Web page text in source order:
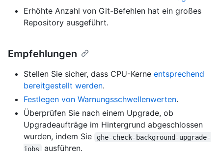
Erhöhte Anzahl von Git-Befehlen hat ein großes
Repository ausgeführt.
Empfehlungen
Stellen Sie sicher, dass CPU-Kerne entsprechend
bereitgestellt werden.
Festlegen von Warnungsschwellenwerten.
Überprüfen Sie nach einem Upgrade, ob
Upgradeaufträge im Hintergrund abgeschlossen
wurden, indem Sie
ghe-check-background-upgrade-
jobs
ausführen.